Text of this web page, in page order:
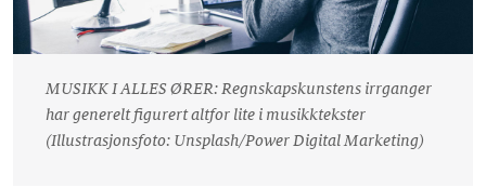
MUSIKK I ALLES ØRER: Regnskapskunstens irrganger
har generelt figurert altfor lite i musikktekster
(Illustrasjonsfoto: Unsplash/Power Digital Marketing)